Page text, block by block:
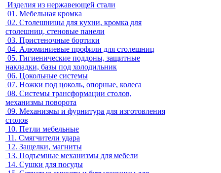
Изделия из нержавеющей стали
01. Мебельная кромка
02. Столешницы для кухни, кромка для
столешниц, стеновые панели
03. Пристеночные бортики
04. Алюминиевые профили для столешниц
05. Гигиенические поддоны, защитные
накладки, базы под холодильник
06. Цокольные системы
07. Ножки под цоколь, опорные, колеса
08. Системы трансформации столов,
механизмы поворота
09. Механизмы и фурнитура для изготовления
столов
10. Петли мебельные
11. Смягчители удара
12. Защелки, магниты
13. Подъемные механизмы для мебели
14. Сушки для посуды